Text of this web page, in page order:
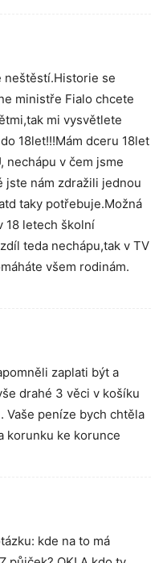
neštěstí.Historie se
ministře Fialo chcete
mi vysvětlete
18let!!!Mám dceru 18let
nechápu v čem jsme
jste nám zdražili jednou
taky potřebuje.Možná
18 letech školní
teda nechápu,tak v TV
všem rodinám.
zaplati být a
drahé 3 věci v košíku
Vaše peníze bych chtěla
korunku ke korunce
kde na to má